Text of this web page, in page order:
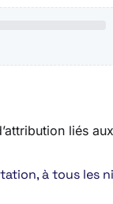
liés
à tous les